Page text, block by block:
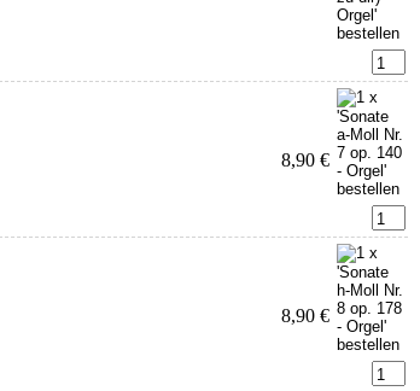
8,90 €
8,90 €